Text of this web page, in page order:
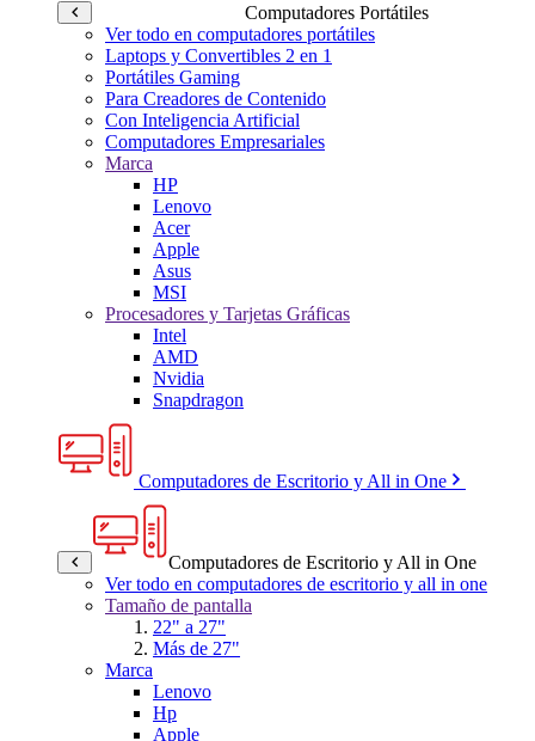
Computadores Portátiles
Ver todo en computadores portátiles
Laptops y Convertibles 2 en 1
Portátiles Gaming
Para Creadores de Contenido
Con Inteligencia Artificial
Computadores Empresariales
Marca
HP
Lenovo
Acer
Apple
Asus
MSI
Procesadores y Tarjetas Gráficas
Intel
AMD
Nvidia
Snapdragon
Computadores de Escritorio y All in One
Computadores de Escritorio y All in One
Ver todo en computadores de escritorio y all in one
Tamaño de pantalla
22" a 27"
Más de 27"
Marca
Lenovo
Hp
Apple